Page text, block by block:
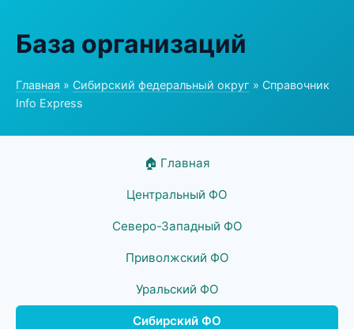
База организаций
Главная » Сибирский федеральный округ » Справочник
Info Express
🏠 Главная
Центральный ФО
Северо-Западный ФО
Приволжский ФО
Уральский ФО
Сибирский ФО